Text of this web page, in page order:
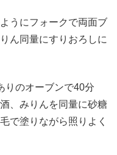
うにフォークで両面ブ
ん同量にすりおろしに
りのオーブンで40分
、みりんを同量に砂糖
で塗りながら照りよく